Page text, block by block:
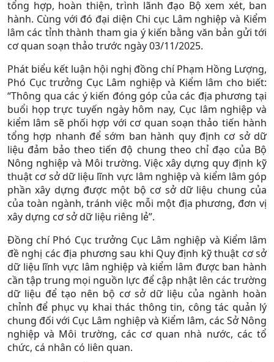
tổng hợp, hoàn thiện, trình lãnh đạo Bộ xem xét, ban
hành. Cùng với đó đại diện Chi cục Lâm nghiệp và Kiểm
lâm các tỉnh thành tham gia ý kiến bằng văn bản gửi tới
cơ quan soạn thảo trước ngày 03/11/2025.
Phát biểu kết luận hội nghị đồng chí Phạm Hồng Lượng,
Phó Cục trưởng Cục Lâm nghiệp và Kiểm lâm cho biết:
“Thông qua các ý kiến đóng góp của các địa phương tại
buổi họp trực tuyến ngày hôm nay, Cục lâm nghiệp và
kiểm lâm sẽ phối hợp với cơ quan soạn thảo tiến hành
tổng hợp nhanh để sớm ban hành quy định cơ sở dữ
liệu đảm bảo theo tiến độ chung theo chỉ đạo của Bộ
Nông nghiệp và Môi trường. Việc xây dựng quy định kỹ
thuật cơ sở dữ liệu lĩnh vực lâm nghiệp và kiểm lâm góp
phần xây dựng được một bộ cơ sở dữ liệu chung của
của toàn ngành, tránh việc mỗi một địa phương, đơn vị
xây dựng cơ sở dữ liệu riêng lẻ”.
Đồng chí Phó Cục trưởng Cục Lâm nghiệp và Kiểm lâm
đề nghị các địa phương sau khi Quy định kỹ thuật cơ sở
dữ liệu lĩnh vực lâm nghiệp và kiểm lâm được ban hành
cần tập trung mọi nguồn lực để cập nhật lên các trường
dữ liệu để tạo nên bộ cơ sở dữ liệu của ngành hoàn
chỉnh để phục vụ khai thác thông tin, công tác quản lý
chung đối với Cục Lâm nghiệp và Kiểm lâm, các Sở Nông
nghiệp và Môi trường, các cơ quan nhà nước, các tổ
chức, cá nhân có liên quan.